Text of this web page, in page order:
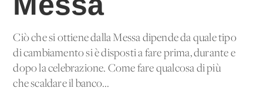
Ciò che si ottiene dalla Messa dipende da quale tipo
di cambiamento si è disposti a fare prima, durante e
dopo la celebrazione. Come fare qualcosa di più
che scaldare il banco...